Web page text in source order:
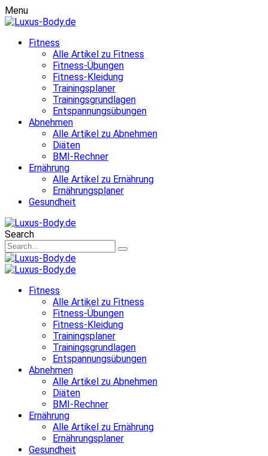
Menu
Fitness
Alle Artikel zu Fitness
Fitness-Übungen
Fitness-Kleidung
Trainingsplaner
Trainingsgrundlagen
Entspannungsübungen
Abnehmen
Alle Artikel zu Abnehmen
Diäten
BMI-Rechner
Ernährung
Alle Artikel zu Ernährung
Ernährungsplaner
Gesundheit
Search
Fitness
Alle Artikel zu Fitness
Fitness-Übungen
Fitness-Kleidung
Trainingsplaner
Trainingsgrundlagen
Entspannungsübungen
Abnehmen
Alle Artikel zu Abnehmen
Diäten
BMI-Rechner
Ernährung
Alle Artikel zu Ernährung
Ernährungsplaner
Gesundheit